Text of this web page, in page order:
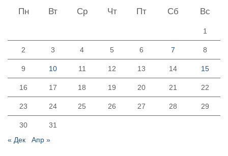
Пн Вт Ср Чт Пт Сб Вс
1
2 3 4 5 6 7 8
9 10 11 12 13 14 15
16 17 18 19 20 21 22
23 24 25 26 27 28 29
30
31
« Дек
Апр »